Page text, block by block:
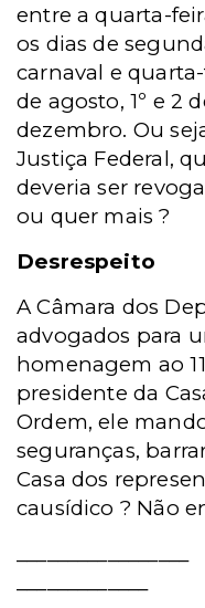
entre a quarta-
os dias de
carnaval e quarta-
de agosto, 1º e 2
dezembro. Ou
Justiça Federal,
deveria ser
ou quer mais ?
Desrespeito
A Câmara dos
advogados para
homenagem ao
presidente da
Ordem, ele
seguranças,
Casa dos
causídico ? Não